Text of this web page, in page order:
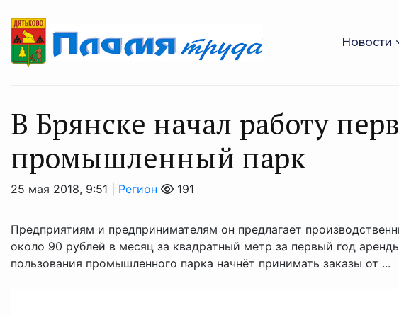
Новости
В Брянске начал работу
промышленный парк
25 мая 2018, 9:51 | Регион 191
Предприятиям и предпринимателям он предлагает
около 90 рублей в месяц за квадратный метр за первый год
пользования промышленного парка начнёт принимать заказы от ...